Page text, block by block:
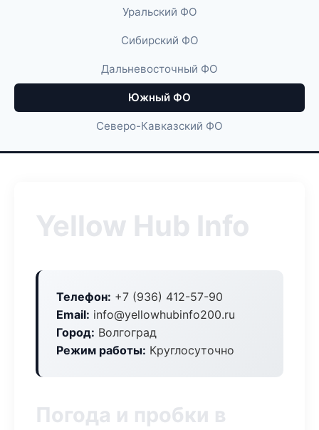
Уральский ФО
Сибирский ФО
Дальневосточный ФО
Южный ФО
Северо-Кавказский ФО
Yellow Hub Info
Телефон: +7 (936) 412-57-90
Email: info@yellowhubinfo200.ru
Город: Волгоград
Режим работы: Круглосуточно
Погода и пробки в